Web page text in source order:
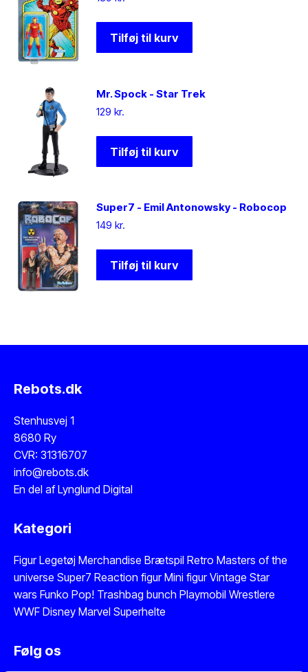
Tilføj til kurv
Mr. Spock - Star Trek
129 kr.
Tilføj til kurv
Super7 - Emil Antonowsky - Robocop
149 kr.
Tilføj til kurv
Rebots.dk
Stenhusvej 1
8680 Ry
CVR: 31316707
info@rebots.dk
En del afLynglund Digital
Kategori
Figur Legetøj Merchandise Brætspil Retro Masters of the
universe Super7 Reaction figur Mini figurVintage Star
wars Funko Pop! Trashbag bunch Playmobil Wrestlere
WWF Disney Marvel Superhelte
Følg os